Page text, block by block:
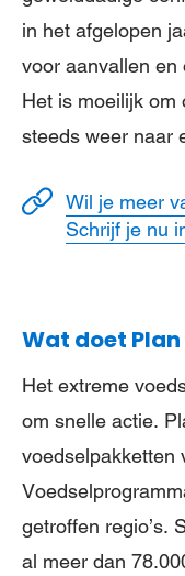
in het afgelopen
voor aanvallen en
Het is moeilijk om
steeds weer naar
Wil je meer
Schrijf je nu
Wat doet
Het extreme
om snelle actie.
voedselpakketten
getroffen regio’s.
al meer dan